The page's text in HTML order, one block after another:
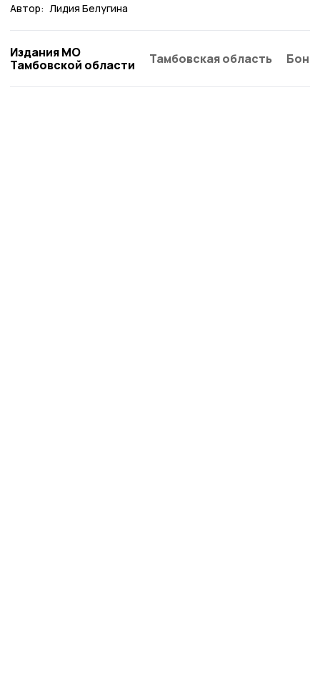
Автор: Лидия Белугина
Издания МО
Тамбовской области
Тамбовская область